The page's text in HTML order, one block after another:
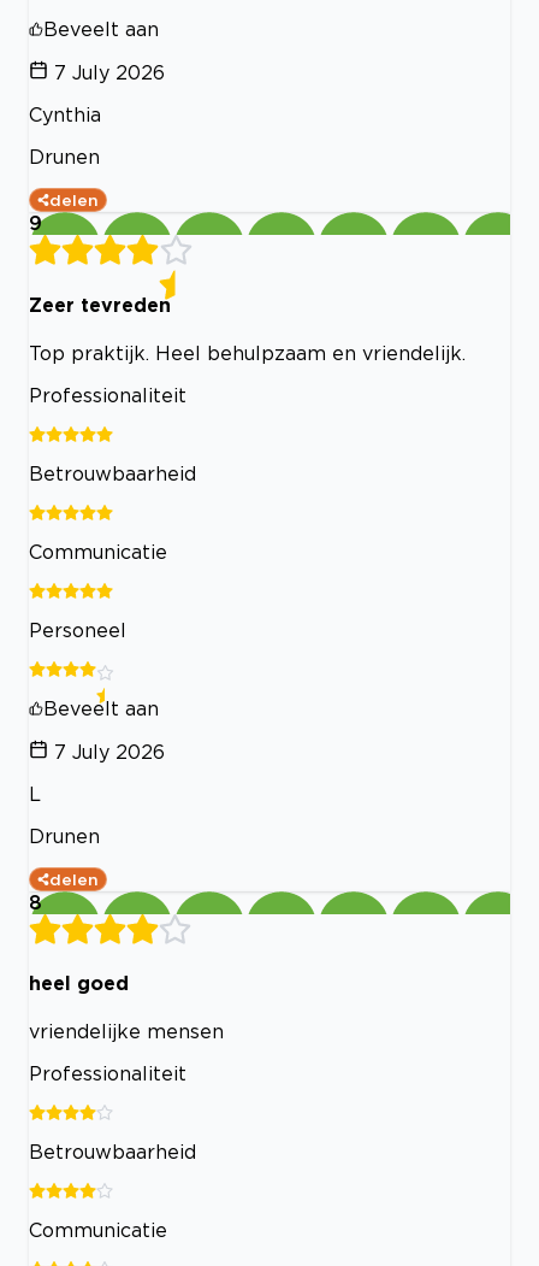
Beveelt aan
7 July 2026
Cynthia
Drunen
delen
9
Zeer tevreden
Top praktijk. Heel behulpzaam en vriendelijk.
Professionaliteit
Betrouwbaarheid
Communicatie
Personeel
Beveelt aan
7 July 2026
L
Drunen
delen
8
heel goed
vriendelijke mensen
Professionaliteit
Betrouwbaarheid
Communicatie